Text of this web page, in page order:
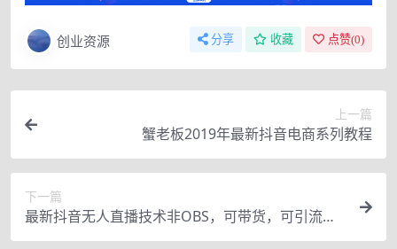
创业资源 分享 收藏 点赞(0)
上一篇
蟹老板2019年最新抖音电商系列教程
下一篇
最新抖音无人直播技术非OBS，可带货，可引流，
可刷礼物（附全套软件）